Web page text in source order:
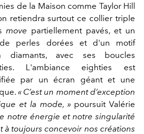
de la Maison comme Taylor Hill
retiendra surtout ce collier triple
move partiellement pavés, et un
perles dorées et d'un motif
diamants, avec ses boucles
L'ambiance eighties est
par un écran géant et une
« C’est un moment d’exception
et la mode, » poursuit Valérie
notre énergie et notre singularité
à toujours concevoir nos créations